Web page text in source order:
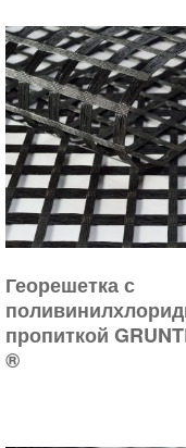
Георешетка с
пропиткой
®